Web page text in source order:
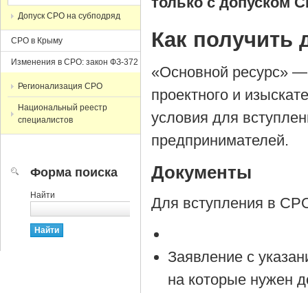
Как получить
«Основной ресурс» —
проектного и
условия для
предпринимателей.
Документы
Для вступления в
Заявление с
на которые нужен
Допуск СРО на субподряд
СРО в Крыму
Изменения в СРО: закон ФЗ-372
Регионализация СРО
Национальный реестр
специалистов
Форма поиска
Найти